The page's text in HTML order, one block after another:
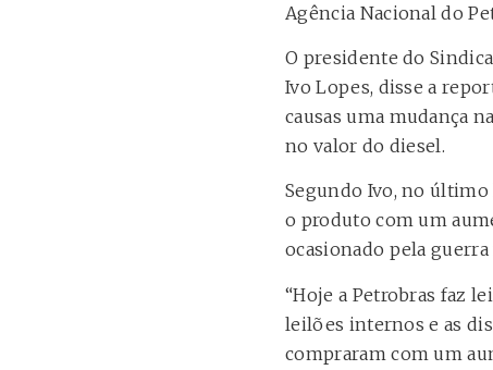
Agência Nacional do
O presidente do
Ivo Lopes, disse a
causas uma mudança
no valor do diesel.
Segundo Ivo, no
o produto com um
ocasionado pela
“Hoje a Petrobras faz
leilões internos e as
compraram com um